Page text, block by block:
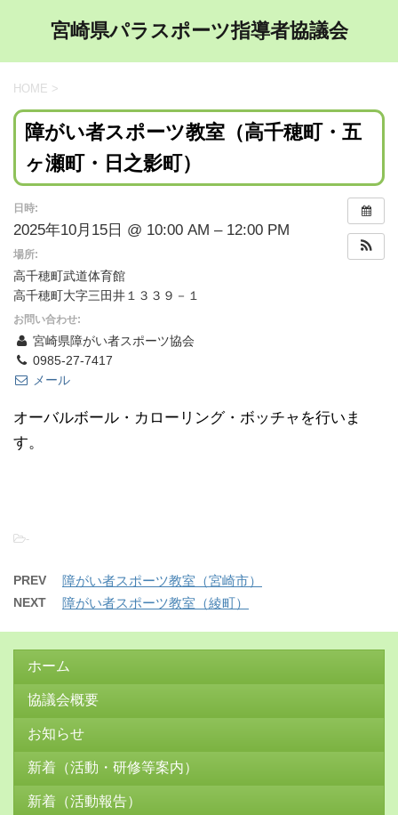
宮崎県パラスポーツ指導者協議会
HOME >
障がい者スポーツ教室（高千穂町・五
ヶ瀬町・日之影町）
日時:
2025年10月15日 @ 10:00 AM – 12:00 PM
場所:
高千穂町武道体育館
高千穂町大字三田井１３３９－１
お問い合わせ:
宮崎県障がい者スポーツ協会
0985-27-7417
メール
オーバルボール・カローリング・ボッチャを行いま
す。
-
PREV 障がい者スポーツ教室（宮崎市）
NEXT 障がい者スポーツ教室（綾町）
ホーム
協議会概要
お知らせ
新着（活動・研修等案内）
新着（活動報告）